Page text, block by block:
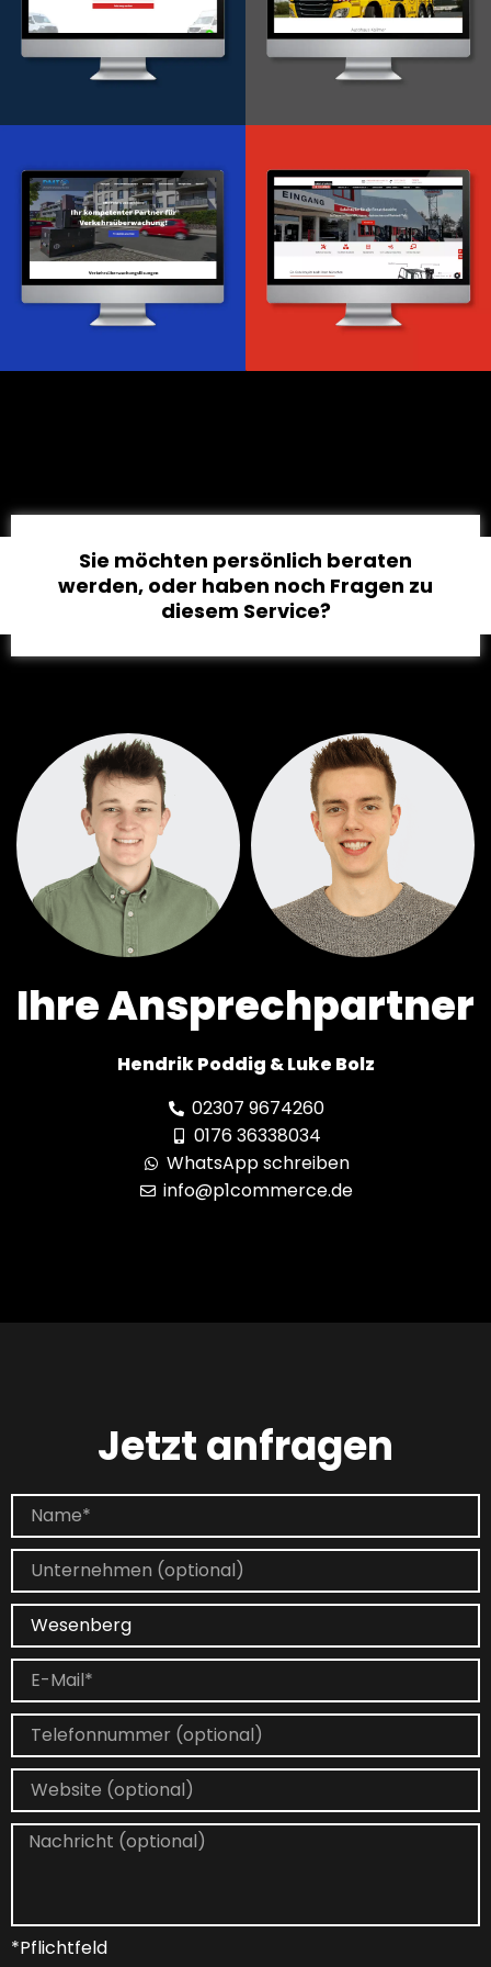
WordPress Entwicklung
Webdesign & -entwicklung
Sie möchten persönlich beraten
werden, oder haben noch Fragen zu
diesem Service?
Ihre Ansprechpartner
Hendrik Poddig & Luke Bolz
02307 9674260
0176 36338034
WhatsApp schreiben
info@p1commerce.de
Jetzt anfragen
*Pflichtfeld